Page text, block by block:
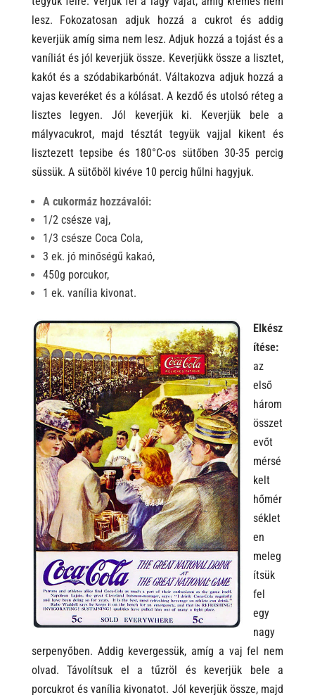
lesz. Fokozatosan adjuk hozzá a cukrot és addig
keverjük amíg sima nem lesz. Adjuk hozzá a tojást és a
vaníliát és jól keverjük össze. Keverjükk össze a lisztet,
kakót és a szódabikarbónát. Váltakozva adjuk hozzá a
vajas keveréket és a kólásat. A kezdő és utolsó réteg a
lisztes legyen. Jól keverjük ki. Keverjük bele a
mályvacukrot, majd tésztát tegyük vajjal kikent és
lisztezett tepsibe és 180°C-os sütőben 30-35 percig
süssük. A sütőböl kivéve 10 percig hűlni hagyjuk.
A cukormáz hozzávalói:
1/2 csésze vaj,
1/3 csésze Coca Cola,
3 ek. jó minőségű kakaó,
450g porcukor,
1 ek. vanília kivonat.
Elkész
ítése:
az
első
három
összet
evőt
mérsé
kelt
hőmér
séklet
en
meleg
ítsük
fel
egy
nagy
serpenyőben. Addig kevergessük, amíg a vaj fel nem
olvad. Távolítsuk el a tűzröl és keverjük bele a
porcukrot és vanília kivonatot. Jól keverjük össze, majd